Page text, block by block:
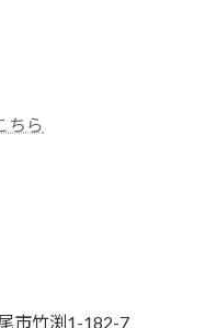
ちら
市竹渕1-182-7